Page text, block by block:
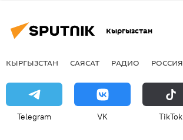
Кыргызстан
КЫРГЫЗСТАН САЯСАТ РАДИО РОССИЯ
Telegram VK ТikТоk